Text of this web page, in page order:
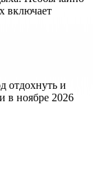
включает
отдохнуть и
в ноябре 2026